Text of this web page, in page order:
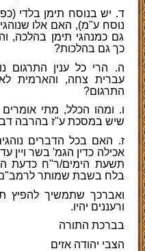
ד. יש בנוסח תימן בלדי
נוסח ע"מ), האם אלו
גם כמנהגי תימן בהלכה,
כך גם בהלכות?
ה. הרי כל ענין התרגום
עברית צחה, והארמית
התרגום?
ו. ומהו הכלל, מתי
שיש במסכת ע"ז בהרבה
ז. האם בכל הדברים
אכילה כדין הגמ' בשר
תשעת הימים/ר"ח כדעת
בלח בשבת שמותר
ואברכך שתמשיך להפיץ
ורעננים יהיו.
בברכת התורה
הצבי יהודה אזים